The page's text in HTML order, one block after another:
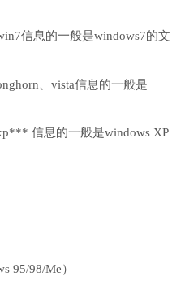
信息的一般是windows7的文
、vista信息的一般是
信息的一般是windows XP
95/98/Me）